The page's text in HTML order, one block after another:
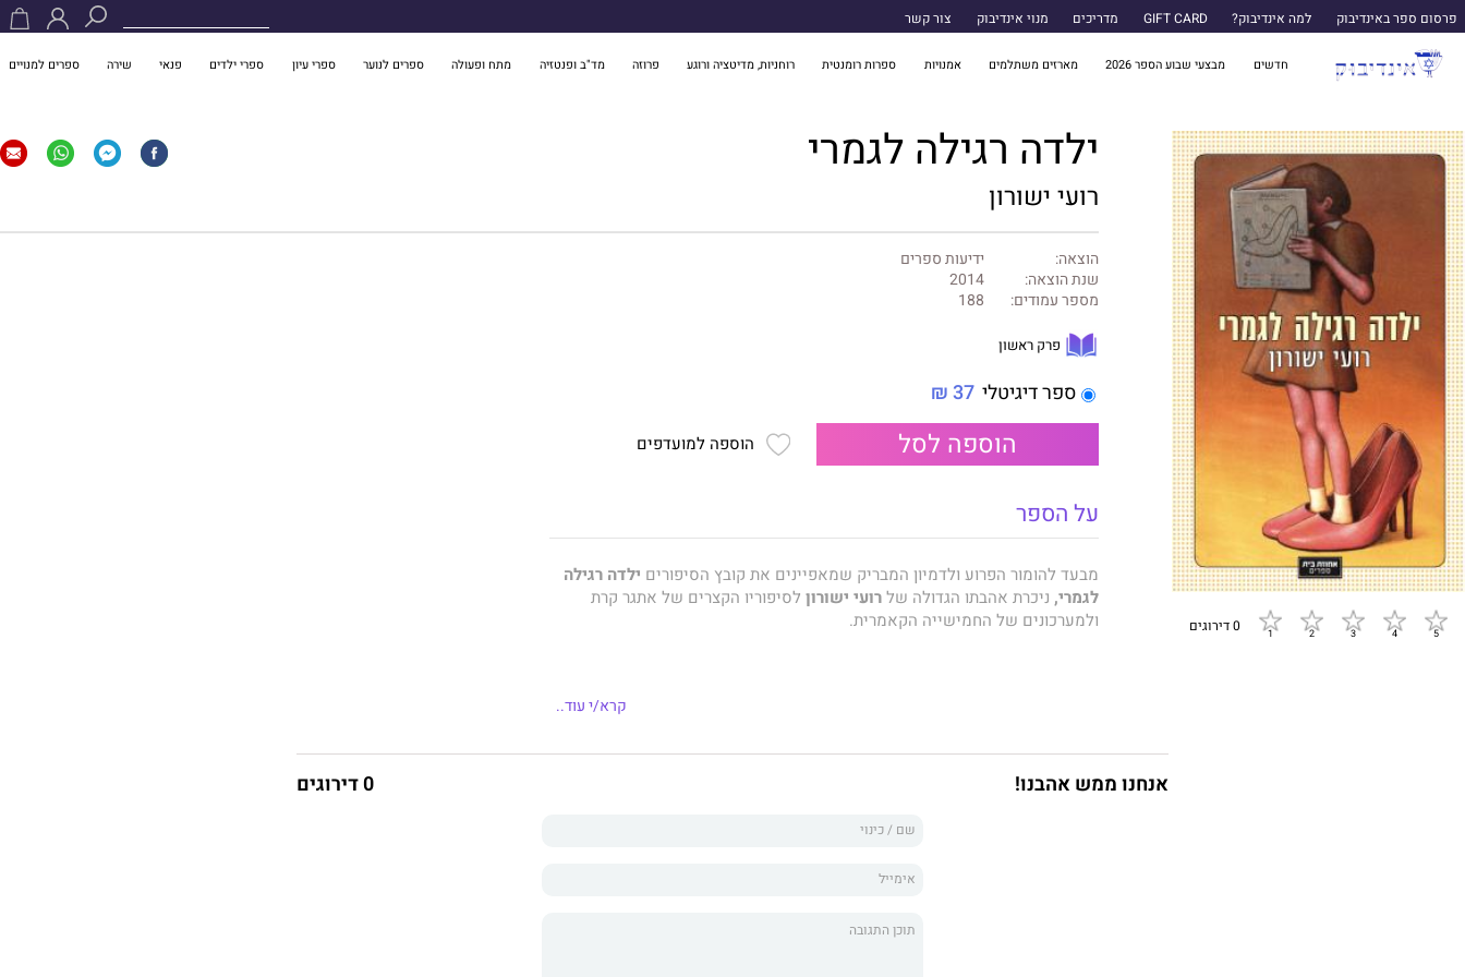
פרסום ספר באינדיבוק למה אינדיבוק? GIFT CARD מדריכים מנוי אינדיבוק צור קשר
חדשים מבצעי שבוע הספר 2026 מארזים משתלמים אמנויות ספרות רומנטית רוחניות, מדיטציה ורוגע פרוזה מד"ב ופנטזיה מתח ופעולה ספרים לנוער ספרי עיון ספרי ילדים פנאי שירה ספרים למנויים
0 דירוגים
ילדה רגילה לגמרי
רועי ישורון
הוצאה:
ידיעות ספרים
שנת הוצאה:
2014
מספר עמודים:
188
פרק ראשון
ספר דיגיטלי 37 ₪
הוספה לסל הוספה למועדפים
על הספר
מבעד להומור הפרוע ולדמיון המבריק שמאפיינים את קובץ הסיפורים ילדה רגילה
לגמרי, ניכרת אהבתו הגדולה שלרועי ישורון לסיפוריו הקצרים של אתגר קרת
ולמערכונים של החמישייה הקאמרית.
את עשרות הסיפורים המצחיקים והאבסורדיים שכתב במשך כחמש שנים
מאכלסים לא רק גיבורים בשר ודם שמתמודדים עם מצוקות ודילמות יומיומיות,
דרך סיפורי הקובץ בוחן ישורון מערכות יחסים שונות — בין גבר לאישה, בין הורה
למשמעות החיים, למשל, קוראיםִ שׂמחהֶ בּניְסטי, והיא
קרא/י עוד..
אנחנו ממש אהבנו! 0 דירוגים